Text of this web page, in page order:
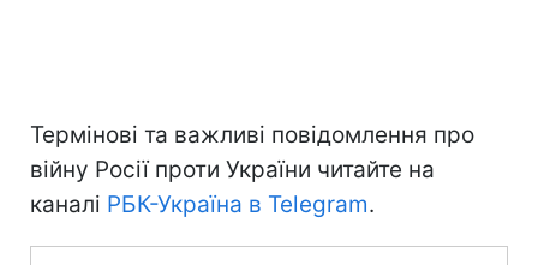
Термінові та важливі повідомлення про
війну Росії проти України читайте на
каналі РБК-Україна в Telegram.